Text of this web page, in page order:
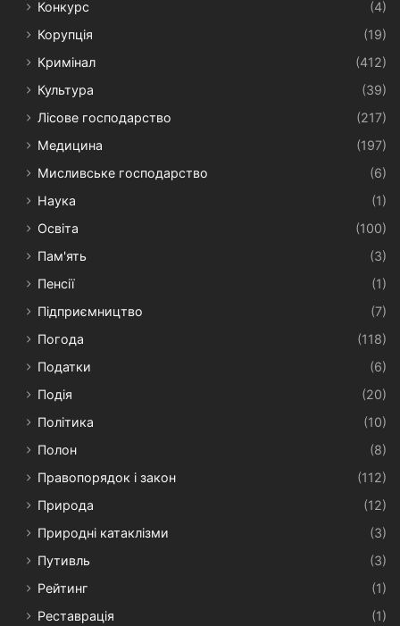
Конкурс
(4)
Корупція
(19)
Кримінал
(412)
Культура
(39)
Лісове господарство
(217)
Медицина
(197)
Мисливське господарство
(6)
Наука
(1)
Освіта
(100)
Пам'ять
(3)
Пенсії
(1)
Підприємництво
(7)
Погода
(118)
Податки
(6)
Подія
(20)
Політика
(10)
Полон
(8)
Правопорядок і закон
(112)
Природа
(12)
Природні катаклізми
(3)
Путивль
(3)
Рейтинг
(1)
Реставрація
(1)